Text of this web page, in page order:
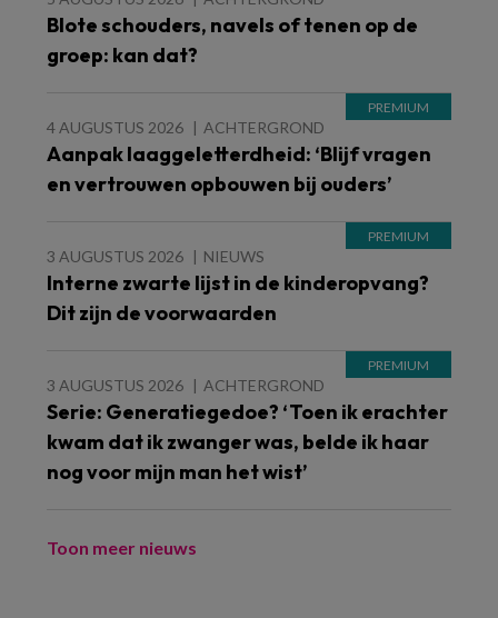
Blote schouders, navels of tenen op de
groep: kan dat?
4 AUGUSTUS 2026 ACHTERGROND
Aanpak laaggeletterdheid: ‘Blijf vragen
en vertrouwen opbouwen bij ouders’
3 AUGUSTUS 2026 NIEUWS
Interne zwarte lijst in de kinderopvang?
Dit zijn de voorwaarden
3 AUGUSTUS 2026 ACHTERGROND
Serie: Generatiegedoe? ‘Toen ik erachter
kwam dat ik zwanger was, belde ik haar
nog voor mijn man het wist’
Toon meer nieuws